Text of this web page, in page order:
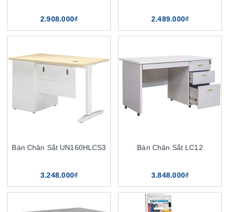
2.908.000₫ 2.489.000₫
Bàn Chân Sắt UN160HLCS3
3.248.000₫
Bàn Chân Sắt LC12
3.848.000₫